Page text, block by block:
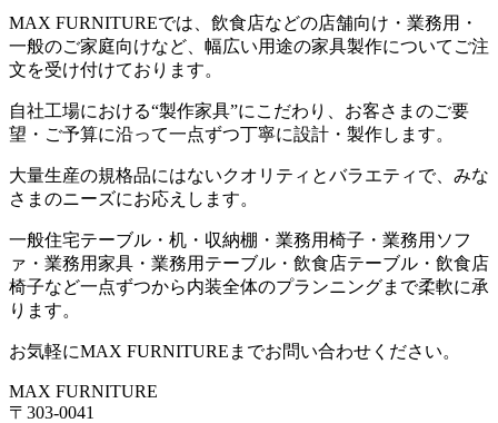
MAX FURNITUREでは、飲食店などの店舗向け・業務用・
一般のご家庭向けなど、幅広い用途の家具製作についてご注
文を受け付けております。
自社工場における“製作家具”にこだわり、お客さまのご要
望・ご予算に沿って一点ずつ丁寧に設計・製作します。
大量生産の規格品にはないクオリティとバラエティで、みな
さまのニーズにお応えします。
一般住宅テーブル・机・収納棚・業務用椅子・業務用ソフ
ァ・業務用家具・業務用テーブル・飲食店テーブル・飲食店
椅子など一点ずつから内装全体のプランニングまで柔軟に承
ります。
お気軽にMAX FURNITURE までお問い合わせください。
MAX FURNITURE
〒303-0041